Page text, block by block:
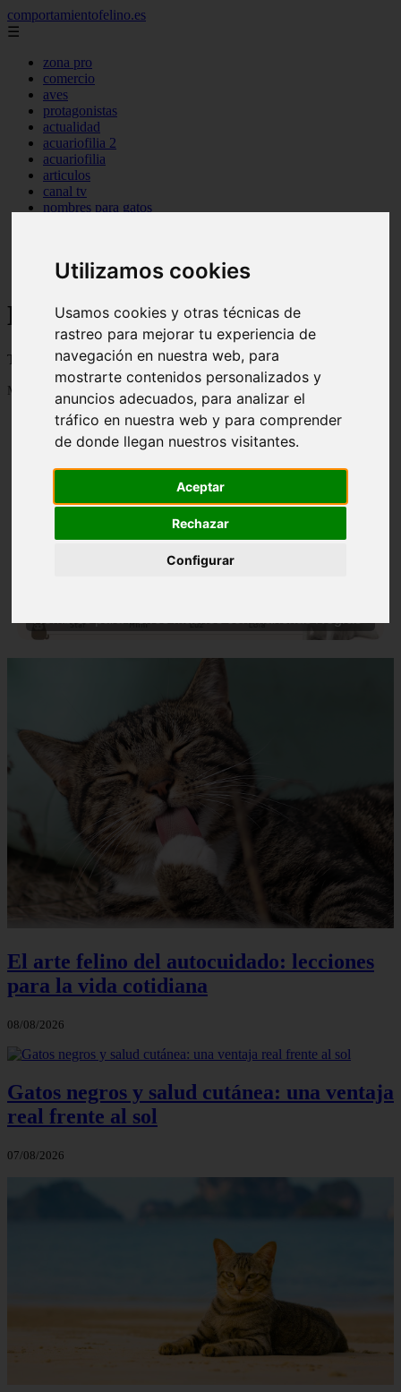
Utilizamos cookies
Usamos cookies y otras técnicas de
rastreo para mejorar tu experiencia de
navegación en nuestra web, para
mostrarte contenidos personalizados y
anuncios adecuados, para analizar el
tráfico en nuestra web y para comprender
de donde llegan nuestros visitantes.
Aceptar
Rechazar
Configurar
comportamientofelino.es
☰
zona pro
comercio
aves
protagonistas
actualidad
acuariofilia 2
acuariofilia
articulos
canal tv
nombres para gatos
zona pro
Blog sobre gatos
Todo sobre gatos, nombres de gatos y razas de gatos
Mostrando 1 - 24 de 2801 artículos
El arte felino del autocuidado: lecciones
para la vida cotidiana
08/08/2026
Gatos negros y salud cutánea: una ventaja
real frente al sol
07/08/2026